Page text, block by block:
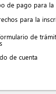
de pago para la
para la
de
de cuenta